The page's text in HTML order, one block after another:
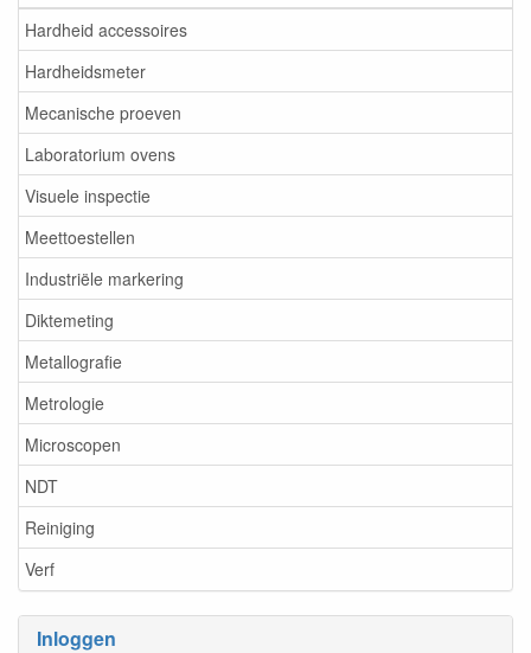
Hardheid accessoires
Hardheidsmeter
Mecanische proeven
Laboratorium ovens
Visuele inspectie
Meettoestellen
Industriële markering
Diktemeting
Metallografie
Metrologie
Microscopen
NDT
Reiniging
Verf
Inloggen